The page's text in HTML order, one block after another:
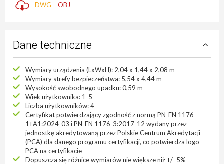
DWG OBJ
Dane techniczne
Wymiary urządzenia (LxWxH): 2,04 x 1,44 x 2,08 m
Wymiary strefy bezpieczeństwa: 5,54 x 4,44 m
Wysokość swobodnego upadku: 0,59 m
Wiek użytkownika: 1-5
Liczba użytkowników: 4
Certyfikat potwierdzający zgodność z normą PN-EN 1176-
1+A1:2024-03 i PN-EN 1176-3:2017-12 wydany przez
jednostkę akredytowaną przez Polskie Centrum Akredytacji
(PCA) dla danego programu certyfikacji, co potwierdza logo
PCA na certyfikacie
Dopuszcza się różnice wymiarów nie większe niż +/- 5%